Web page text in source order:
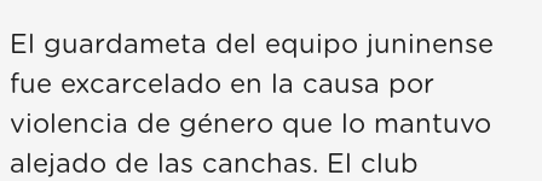
El guardameta del equipo juninense
fue excarcelado en la causa por
violencia de género que lo mantuvo
alejado de las canchas. El club